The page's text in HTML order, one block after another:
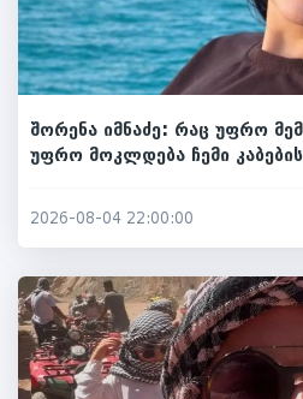
შორენა იმნაძე: რაც უფრო
უფრო მოკლდება ჩემი
2026-08-04 22:00:00